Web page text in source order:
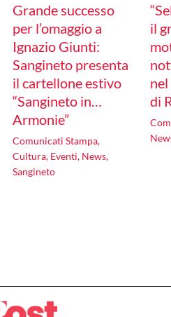
Grande successo
per l’omaggio a
Ignazio Giunti:
Sangineto presenta
il cartellone estivo
“Sangineto in…
Armonie”
Comunicati Stampa,
Cultura, Eventi, News,
Sangineto
il
di